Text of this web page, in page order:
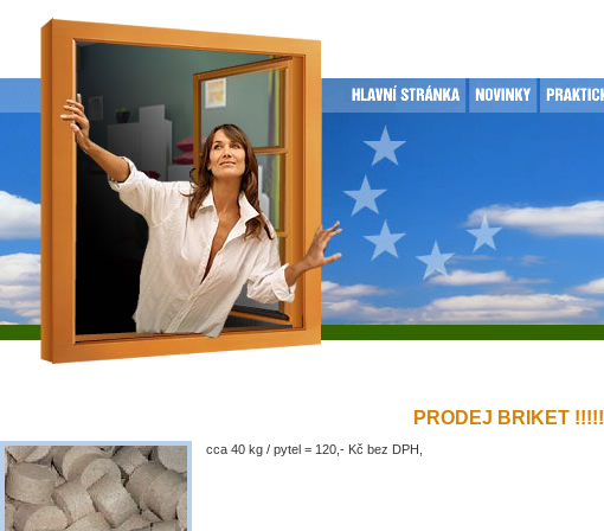
PRODEJ BRIKET !!!!!
cca 40 kg / pytel = 120,- Kč bez DPH,